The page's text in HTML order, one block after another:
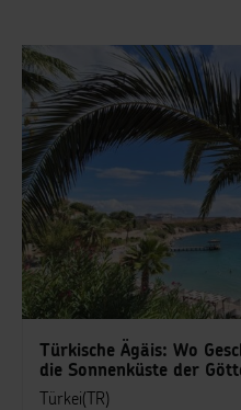
Türkische Ägäis: Wo
die Sonnenküste der
Türkei(TR)